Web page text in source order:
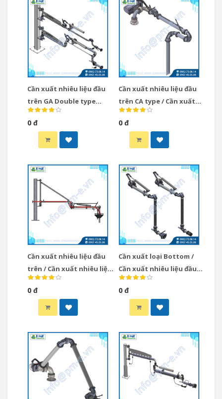
Cần xuất nhiêu liệu đầu
trên GA Double type
Gasso Tây Ban Nha / Cần
xuất nhiêu liệu loại Top
GA Double type Gasso
Tây Ban Nha
0 đ
Cần xuất nhiêu liệu đầu
trên CA type / Cần xuất
nhiêu liệu loại Top CA
type
0 đ
Cần xuất nhiêu liệu đầu
trên / Cần xuất nhiêu liệu
loại Top BA Type
0 đ
Cần xuất loại Bottom /
Cần xuất nhiêu liệu đầu
dưới loại HA hiệu Gasso
Tây Ban Nha
0 đ